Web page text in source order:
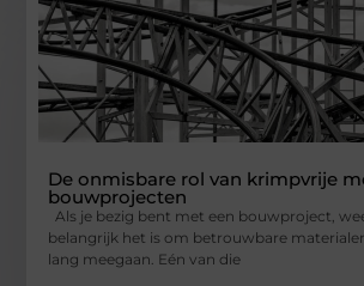
De onmisbare rol van krimpvrije
bouwprojecten
Als je bezig bent met een bouwproject,
belangrijk het is om betrouwbare
lang meegaan. Eén van die